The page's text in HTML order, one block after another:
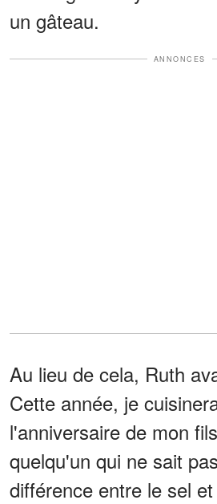
un gâteau.
ANNONCES
Au lieu de cela, Ruth
Cette année, je
l'anniversaire de mon
quelqu'un qui ne sait
différence entre le sel